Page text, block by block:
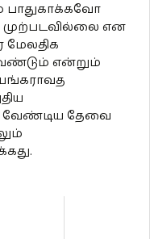
பாதுகாக்கவோ
என
மேலதிக
என்றும்
தேவை